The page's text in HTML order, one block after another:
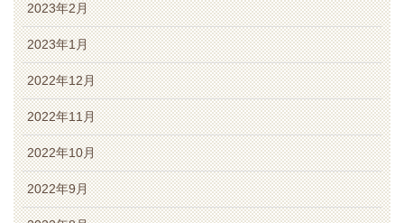
2023年2月
2023年1月
2022年12月
2022年11月
2022年10月
2022年9月